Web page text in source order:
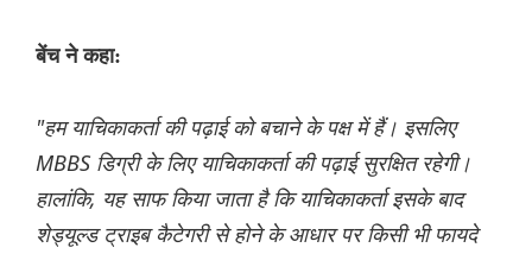
बेंच ने कहा:
"हम याचिकाकर्ता की पढ़ाई को बचाने के पक्ष में हैं। इसलिए
MBBS डिग्री के लिए याचिकाकर्ता की पढ़ाई सुरक्षित रहेगी।
हालांकि, यह साफ किया जाता है कि याचिकाकर्ता इसके बाद
शेड्यूल्ड ट्राइब कैटेगरी से होने के आधार पर किसी भी फायदे